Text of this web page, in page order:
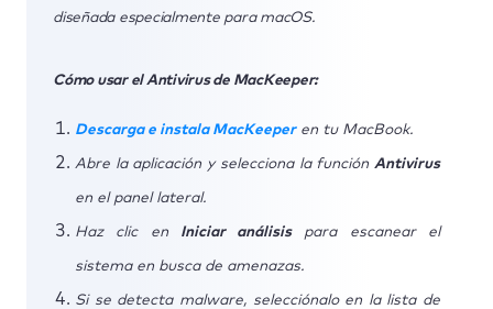
diseñada especialmente para macOS.
Cómo usar el Antivirus de MacKeeper:
Descarga e instala MacKeeperen tu MacBook.
Abre la aplicación y selecciona la función Antivirus
en el panel lateral.
Haz clic en Iniciar análisispara escanear el
sistema en busca de amenazas.
Si se detecta malware, selecciónalo en la lista de